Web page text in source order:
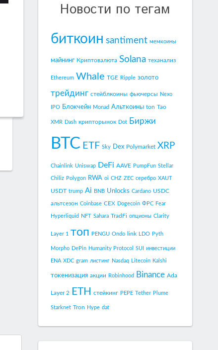
Новости по тегам
биткоин santiment мемкоины
майнинг Криптовалюта Solana теханализ
Ethereum Whale TGE Ripple золото
трейдинг стейблкоины фьючерсы Nexo
IPO Блокчейн Monad Альткоины ton Tao
XMR Dash крипторынок Dot Биржи
BTC ETF Sky Dex Polymarket XRP
Chainlink Uniswap DeFi AAVE PumpFun Stellar
Chiliz Polygon RWA oi CHZ ZEC серебро XAUT
USDT trump Ai BNB Unlocks Cardano USDC
альтсезон Coinbase CEX Dogecoin ФРС Fear
Hyperliquid NFT Sahara TradFi опционы Clarity
Layer 1 топ PENGU Ondo link LDO Pyth
Morpho DePin Humanity Protocol SUI инвестиции
ENA XDC gram листинг Nasdaq Litecoin Kalshi
токенизация акции Robinhood Binance Ada
Layer 2 ETH стейкинг PEPE Tether Plume
Starknet Tron Hype dat